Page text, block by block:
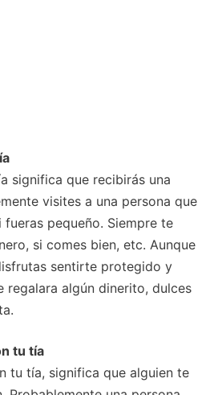
significa que recibirás una
visites a una persona que
pequeño. Siempre te
si comes bien, etc. Aunque
sentirte protegido y
regalara algún dinerito, dulces
tu tía
tu tía, significa que alguien te